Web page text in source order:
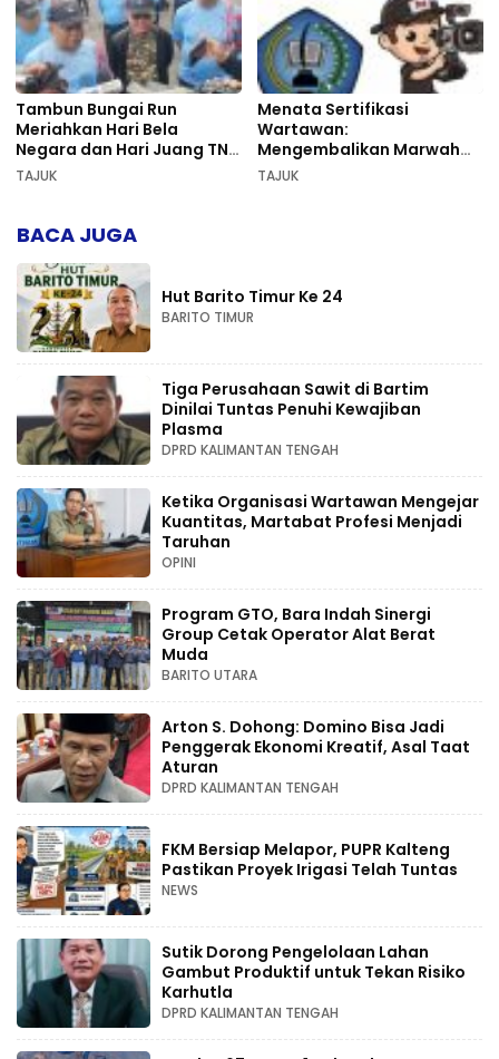
Tambun Bungai Run
Meriahkan Hari Bela
Negara dan Hari Juang TNI
AD di Palangka Raya
TAJUK
Menata Sertifikasi
Wartawan:
Mengembalikan Marwah
Pers dan Keadilan
TAJUK
BACA JUGA
Hut Barito Timur Ke 24
BARITO TIMUR
Tiga Perusahaan Sawit di Bartim
Dinilai Tuntas Penuhi Kewajiban
Plasma
DPRD KALIMANTAN TENGAH
Ketika Organisasi Wartawan Mengejar
Kuantitas, Martabat Profesi Menjadi
Taruhan
OPINI
Program GTO, Bara Indah Sinergi
Group Cetak Operator Alat Berat
Muda
BARITO UTARA
Arton S. Dohong: Domino Bisa Jadi
Penggerak Ekonomi Kreatif, Asal Taat
Aturan
DPRD KALIMANTAN TENGAH
FKM Bersiap Melapor, PUPR Kalteng
Pastikan Proyek Irigasi Telah Tuntas
NEWS
Sutik Dorong Pengelolaan Lahan
Gambut Produktif untuk Tekan Risiko
Karhutla
DPRD KALIMANTAN TENGAH